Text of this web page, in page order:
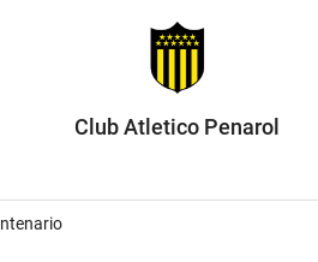
Club Atletico Penarol